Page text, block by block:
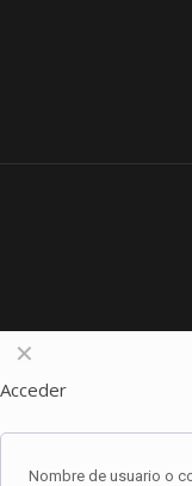
✕
Acceder
Nombre de usuario o